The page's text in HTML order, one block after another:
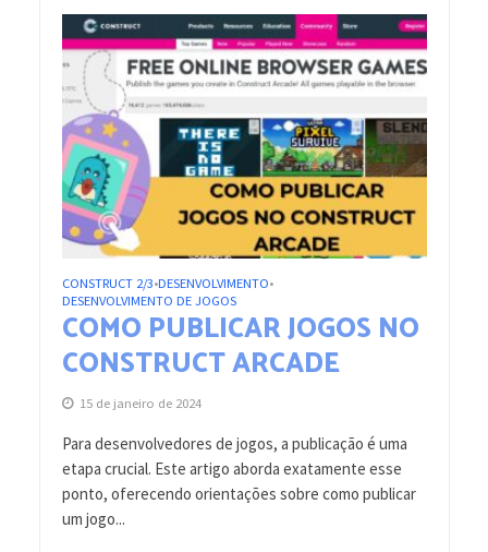
CONSTRUCT 2/3•DESENVOLVIMENTO•
DESENVOLVIMENTO DE JOGOS
COMO PUBLICAR JOGOS NO
CONSTRUCT ARCADE
15 de janeiro de 2024
Para desenvolvedores de jogos, a publicação é uma
etapa crucial. Este artigo aborda exatamente esse
ponto, oferecendo orientações sobre como publicar
um jogo...